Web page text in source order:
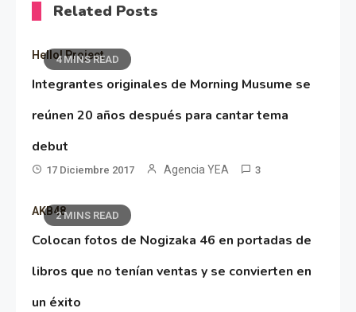
Related Posts
4 MINS READ
Hello! Project
Integrantes originales de Morning Musume se
reúnen 20 años después para cantar tema
debut
17 Diciembre 2017 Agencia YEA 3
2 MINS READ
AKB48
Colocan fotos de Nogizaka 46 en portadas de
libros que no tenían ventas y se convierten en
un éxito